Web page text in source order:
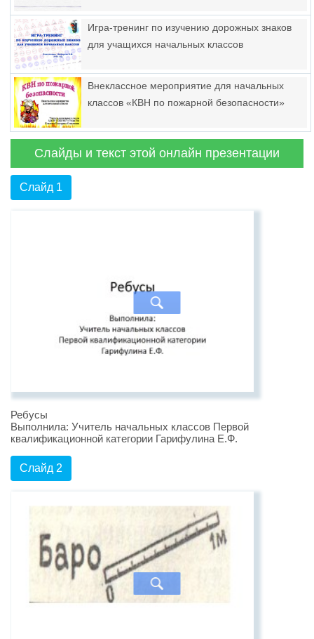
Игра-тренинг по изучению дорожных знаков
для учащихся начальных классов
Внеклассное мероприятие для начальных
классов «КВН по пожарной безопасности»
Слайды и текст этой онлайн презентации
Слайд 1
Ребусы
Выполнила: Учитель начальных классов Первой
квалификационной категории Гарифулина Е.Ф.
Слайд 2